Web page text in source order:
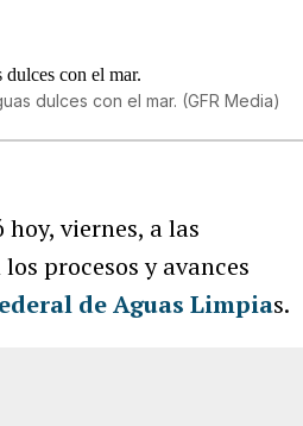
dulces con el mar. (GFR Media)
viernes, a las
procesos y avances
de Aguas Limpias.